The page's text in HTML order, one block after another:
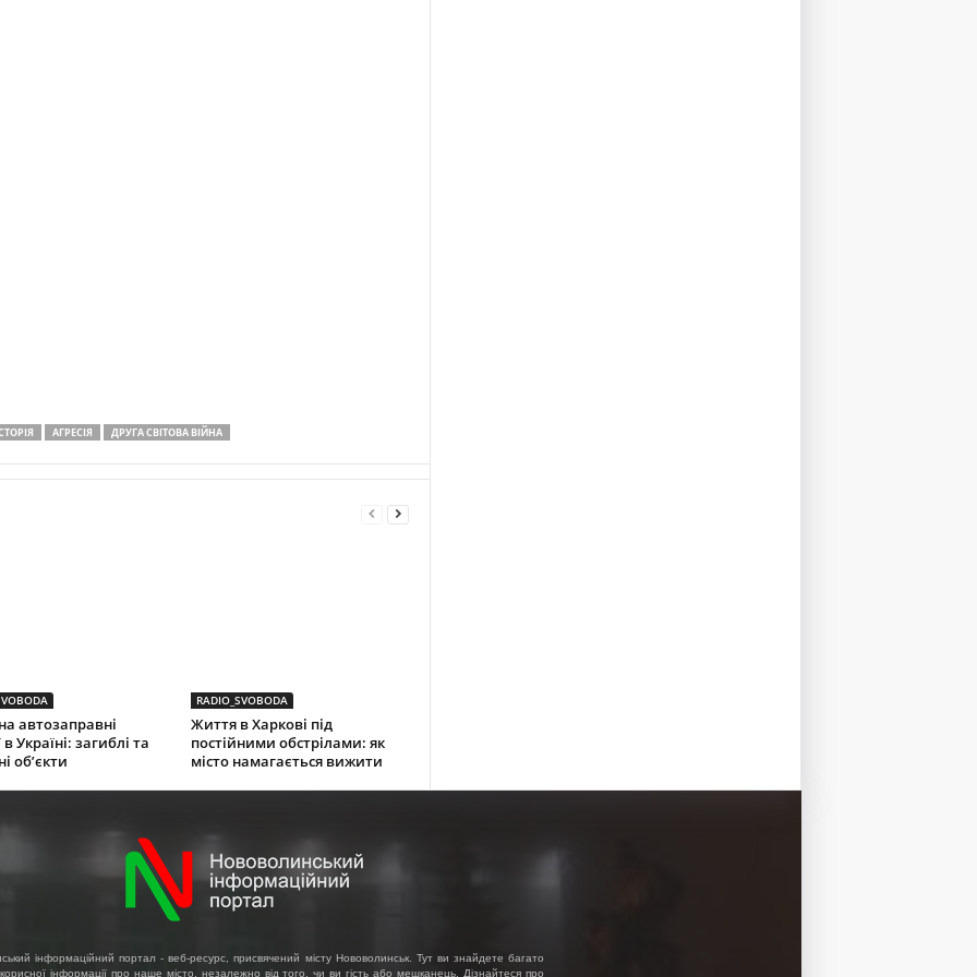
АГРЕСІЯ ДРУГА СВІТОВА ВІЙНА
автозаправні
в Україні: загиблі та
об’єкти
RADIO_SVOBODA
Життя в Харкові під
постійними обстрілами: як
місто намагається вижити
інформаційний портал - веб-ресурс, присвячений місту Нововолинськ. Тут ви знайдете багато
корисної інформації про наше місто, незалежно від того, чи ви гість або мешканець. Дізнайтеся про